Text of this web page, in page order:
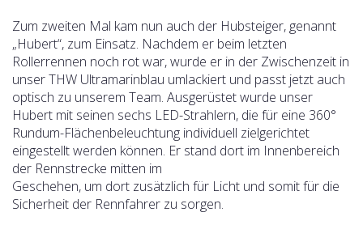
Zum zweiten Mal kam nun auch der Hubsteiger, genannt
„Hubert“, zum Einsatz. Nachdem er beim letzten
Rollerrennen noch rot war, wurde er in der Zwischenzeit in
unser THW Ultramarinblau umlackiert und passt jetzt auch
optisch zu unserem Team. Ausgerüstet wurde unser
Hubert mit seinen sechs LED-Strahlern, die für eine 360°
Rundum-Flächenbeleuchtung individuell zielgerichtet
eingestellt werden können. Er stand dort im Innenbereich
der Rennstrecke mitten im
Geschehen, um dort zusätzlich für Licht und somit für die
Sicherheit der Rennfahrer zu sorgen.